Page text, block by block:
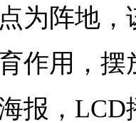
为阵地
作用，摆
报，LCD